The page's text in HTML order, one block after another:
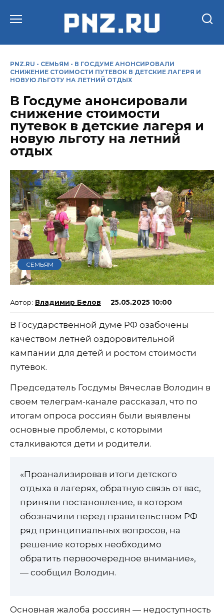
PNZ.RU - СЕМЬЯМ - В ГОСДУМЕ АНОНСИРОВАЛИ
СНИЖЕНИЕ СТОИМОСТИ ПУТЕВОК В ДЕТСКИЕ ЛАГЕРЯ И
НОВУЮ ЛЬГОТУ НА ЛЕТНИЙ ОТДЫХ
В Госдуме анонсировали
снижение стоимости
путевок в детские лагеря и
новую льготу на летний
отдых
СЕМЬЯМ
Владимир Белов 25.05.2025 10:00
В Государственной думе РФ озабочены
качеством летней оздоровительной
кампании для детей и ростом стоимости
путевок.
Председатель Госдумы Вячеслав Володин в
своем телеграм-канале рассказал, что по
итогам опроса россиян были выявлены
основные проблемы, с которыми
сталкиваются дети и родители.
«Проанализировав итоги детского
отдыха в лагерях, обратную связь от вас,
приняли постановление, в котором
обозначили перед правительством РФ
ряд принципиальных вопросов, на
решение которых необходимо
обратить первоочередное внимание»,
— сообщил Володин.
Основная жалоба россиян — недоступность